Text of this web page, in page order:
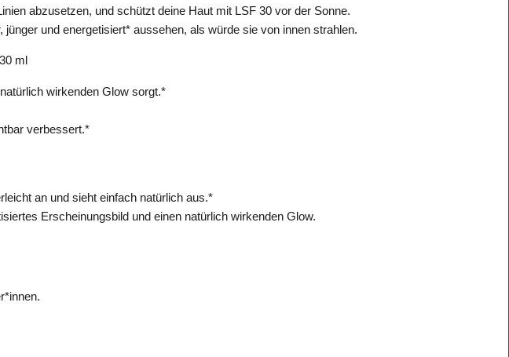
abzusetzen, und schützt deine Haut mit LSF 30 vor der Sonne.
und energetisiert* aussehen, als würde sie von innen strahlen.
ml
wirkenden Glow sorgt.*
verbessert.*
an und sieht einfach natürlich aus.*
Erscheinungsbild und einen natürlich wirkenden Glow.